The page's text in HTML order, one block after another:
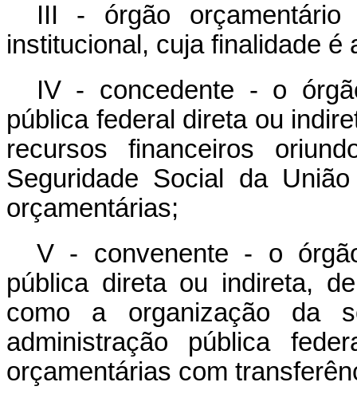
III - órgão
institucional, cuja finalidade
IV - concedente - o
pública federal direta ou
recursos financeiros
Seguridade Social da
orçamentárias;
V - convenente - o
pública direta ou indireta,
como a organização da
administração pública
orçamentárias com